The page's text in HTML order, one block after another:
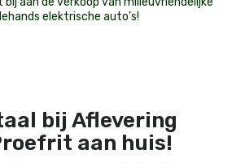
elektrische auto’s!
bij Aflevering
aan huis!